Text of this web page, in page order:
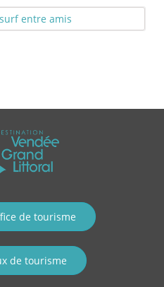
entre amis
de tourisme
de tourisme